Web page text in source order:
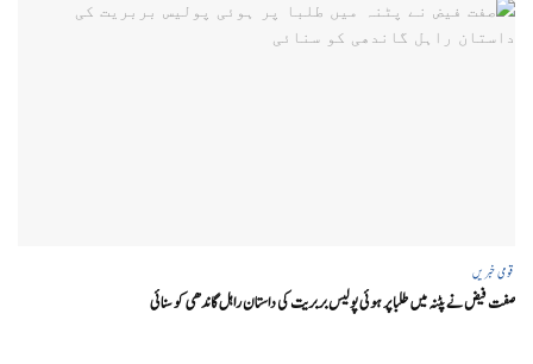
قومی خبریں
صفت فیض نے پٹنہ میں طلبا پر ہوئی پولیس بربریت کی داستان راہل گاندھی کو سنائی